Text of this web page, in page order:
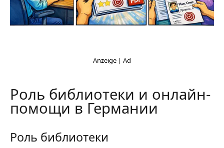
Роль библиотеки и онлайн-
помощи в Германии
Роль библиотеки